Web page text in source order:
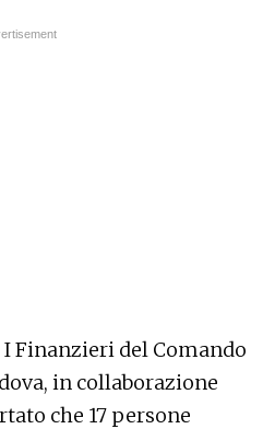
I Finanzieri del Comando
in collaborazione
che 17 persone